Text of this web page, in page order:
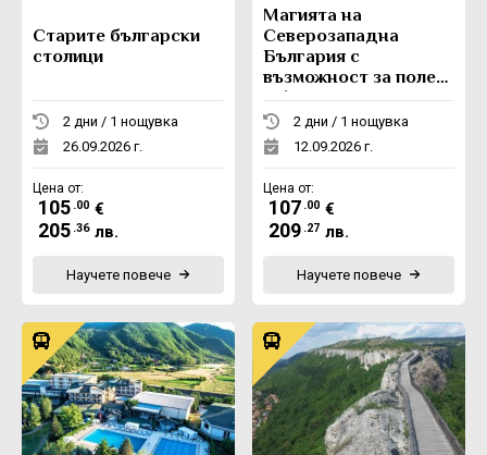
Старите български
столици
2 дни / 1 нощувка
26.09.2026 г.
Цена от:
105 .00 €
205 .36 лв.
Научете повече
Магията на
Северозападна
България с
възможност за полет
с балон
2 дни / 1 нощувка
12.09.2026 г.
Цена от:
107 .00 €
209 .27 лв.
Научете повече